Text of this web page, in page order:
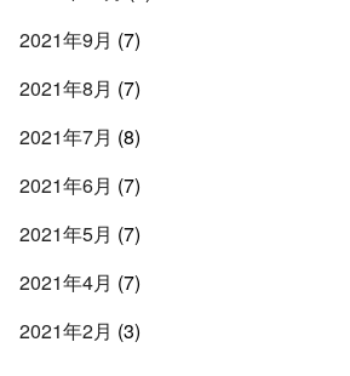
2021年9月 (7)
2021年8月 (7)
2021年7月 (8)
2021年6月 (7)
2021年5月 (7)
2021年4月 (7)
2021年2月 (3)